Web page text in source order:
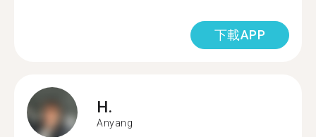
下載APP
H.
Anyang